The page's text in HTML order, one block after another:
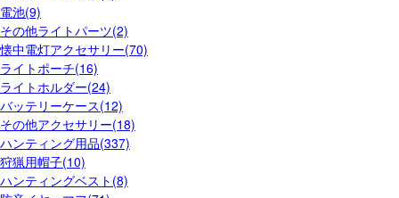
電池(9)
その他ライトパーツ(2)
懐中電灯アクセサリー(70)
ライトポーチ(16)
ライトホルダー(24)
バッテリーケース(12)
その他アクセサリー(18)
ハンティング用品(337)
狩猟用帽子(10)
ハンティングベスト(8)